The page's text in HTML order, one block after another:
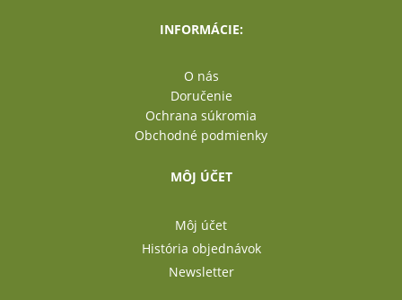
INFORMÁCIE:
O nás
Doručenie
Ochrana súkromia
Obchodné podmienky
MÔJ ÚČET
Môj účet
História objednávok
Newsletter